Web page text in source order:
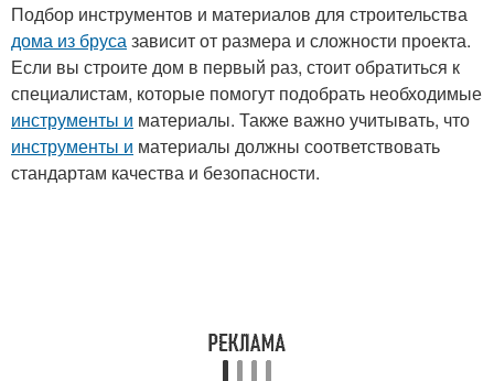
Подбор инструментов и материалов для строительства
дома из брусазависит от размера и сложности проекта.
Если вы строите дом в первый раз, стоит обратиться к
специалистам, которые помогут подобрать необходимые
инструменты и материалы. Также важно учитывать, что
инструменты и материалы должны соответствовать
стандартам качества и безопасности.